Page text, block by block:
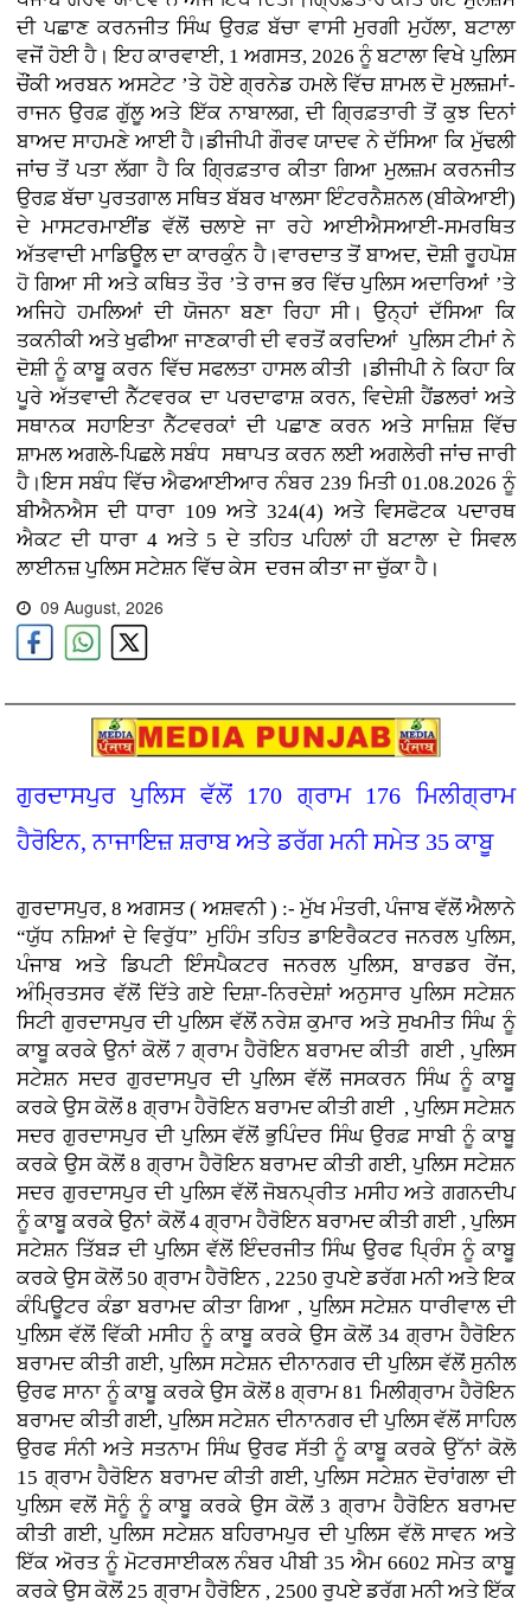
ਦੀ ਪਛਾਣ ਕਰਨਜੀਤ ਸਿੰਘ ਉਰਫ਼ ਬੱਚਾ ਵਾਸੀ ਮੁਰਗੀ ਮੁਹੱਲਾ, ਬਟਾਲਾ
ਵਜੋਂ ਹੋਈ ਹੈ। ਇਹ ਕਾਰਵਾਈ, 1 ਅਗਸਤ, 2026 ਨੂੰ ਬਟਾਲਾ ਵਿਖੇ ਪੁਲਿਸ
ਚੌਂਕੀ ਅਰਬਨ ਅਸਟੇਟ ’ਤੇ ਹੋਏ ਗ੍ਰਨੇਡ ਹਮਲੇ ਵਿੱਚ ਸ਼ਾਮਲ ਦੋ ਮੁਲਜ਼ਮਾਂ-
ਰਾਜਨ ਉਰਫ਼ ਗੁੱਲੂ ਅਤੇ ਇੱਕ ਨਾਬਾਲਗ, ਦੀ ਗ੍ਰਿਫ਼ਤਾਰੀ ਤੋਂ ਕੁਝ ਦਿਨਾਂ
ਬਾਅਦ ਸਾਹਮਣੇ ਆਈ ਹੈ।ਡੀਜੀਪੀ ਗੌਰਵ ਯਾਦਵ ਨੇ ਦੱਸਿਆ ਕਿ ਮੁੱਢਲੀ
ਜਾਂਚ ਤੋਂ ਪਤਾ ਲੱਗਾ ਹੈ ਕਿ ਗ੍ਰਿਫ਼ਤਾਰ ਕੀਤਾ ਗਿਆ ਮੁਲਜ਼ਮ ਕਰਨਜੀਤ
ਉਰਫ਼ ਬੱਚਾ ਪੁਰਤਗਾਲ ਸਥਿਤ ਬੱਬਰ ਖਾਲਸਾ ਇੰਟਰਨੈਸ਼ਨਲ (ਬੀਕੇਆਈ)
ਦੇ ਮਾਸਟਰਮਾਈਂਡ ਵੱਲੋਂ ਚਲਾਏ ਜਾ ਰਹੇ ਆਈਐਸਆਈ-ਸਮਰਥਿਤ
ਅੱਤਵਾਦੀ ਮਾਡਿਊਲ ਦਾ ਕਾਰਕੁੰਨ ਹੈ।ਵਾਰਦਾਤ ਤੋਂ ਬਾਅਦ, ਦੋਸ਼ੀ ਰੂਹਪੋਸ਼
ਹੋ ਗਿਆ ਸੀ ਅਤੇ ਕਥਿਤ ਤੌਰ ’ਤੇ ਰਾਜ ਭਰ ਵਿੱਚ ਪੁਲਿਸ ਅਦਾਰਿਆਂ ’ਤੇ
ਅਜਿਹੇ ਹਮਲਿਆਂ ਦੀ ਯੋਜਨਾ ਬਣਾ ਰਿਹਾ ਸੀ। ਉਨ੍ਹਾਂ ਦੱਸਿਆ ਕਿ
ਤਕਨੀਕੀ ਅਤੇ ਖੁਫੀਆ ਜਾਣਕਾਰੀ ਦੀ ਵਰਤੋਂ ਕਰਦਿਆਂ ਪੁਲਿਸ ਟੀਮਾਂ ਨੇ
ਦੋਸ਼ੀ ਨੂੰ ਕਾਬੂ ਕਰਨ ਵਿੱਚ ਸਫਲਤਾ ਹਾਸਲ ਕੀਤੀ ।ਡੀਜੀਪੀ ਨੇ ਕਿਹਾ ਕਿ
ਪੂਰੇ ਅੱਤਵਾਦੀ ਨੈੱਟਵਰਕ ਦਾ ਪਰਦਾਫਾਸ਼ ਕਰਨ, ਵਿਦੇਸ਼ੀ ਹੈਂਡਲਰਾਂ ਅਤੇ
ਸਥਾਨਕ ਸਹਾਇਤਾ ਨੈੱਟਵਰਕਾਂ ਦੀ ਪਛਾਣ ਕਰਨ ਅਤੇ ਸਾਜ਼ਿਸ਼ ਵਿੱਚ
ਸ਼ਾਮਲ ਅਗਲੇ-ਪਿਛਲੇ ਸਬੰਧ ਸਥਾਪਤ ਕਰਨ ਲਈ ਅਗਲੇਰੀ ਜਾਂਚ ਜਾਰੀ
ਹੈ।ਇਸ ਸਬੰਧ ਵਿੱਚ ਐਫਆਈਆਰ ਨੰਬਰ 239 ਮਿਤੀ 01.08.2026 ਨੂੰ
ਬੀਐਨਐਸ ਦੀ ਧਾਰਾ 109 ਅਤੇ 324(4) ਅਤੇ ਵਿਸਫੋਟਕ ਪਦਾਰਥ
ਐਕਟ ਦੀ ਧਾਰਾ 4 ਅਤੇ 5 ਦੇ ਤਹਿਤ ਪਹਿਲਾਂ ਹੀ ਬਟਾਲਾ ਦੇ ਸਿਵਲ
ਲਾਈਨਜ਼ ਪੁਲਿਸ ਸਟੇਸ਼ਨ ਵਿੱਚ ਕੇਸ ਦਰਜ ਕੀਤਾ ਜਾ ਚੁੱਕਾ ਹੈ।
09 August, 2026
ਗੁਰਦਾਸਪੁਰ ਪੁਲਿਸ ਵੱਲੋਂ 170 ਗ੍ਰਾਮ 176 ਮਿਲੀਗ੍ਰਾਮ
ਹੈਰੋਇਨ, ਨਾਜਾਇਜ਼ ਸ਼ਰਾਬ ਅਤੇ ਡਰੱਗ ਮਨੀ ਸਮੇਤ 35 ਕਾਬੂ
ਗੁਰਦਾਸਪੁਰ, 8 ਅਗਸਤ ( ਅਸ਼ਵਨੀ ) :- ਮੁੱਖ ਮੰਤਰੀ, ਪੰਜਾਬ ਵੱਲੋਂ ਐਲਾਨੇ
“ਯੁੱਧ ਨਸ਼ਿਆਂ ਦੇ ਵਿਰੁੱਧ” ਮੁਹਿੰਮ ਤਹਿਤ ਡਾਇਰੈਕਟਰ ਜਨਰਲ ਪੁਲਿਸ,
ਪੰਜਾਬ ਅਤੇ ਡਿਪਟੀ ਇੰਸਪੈਕਟਰ ਜਨਰਲ ਪੁਲਿਸ, ਬਾਰਡਰ ਰੇਂਜ,
ਅੰਮ੍ਰਿਤਸਰ ਵੱਲੋਂ ਦਿੱਤੇ ਗਏ ਦਿਸ਼ਾ-ਨਿਰਦੇਸ਼ਾਂ ਅਨੁਸਾਰ ਪੁਲਿਸ ਸਟੇਸ਼ਨ
ਸਿਟੀ ਗੁਰਦਾਸਪੁਰ ਦੀ ਪੁਲਿਸ ਵੱਲੋਂ ਨਰੇਸ਼ ਕੁਮਾਰ ਅਤੇ ਸੁਖਮੀਤ ਸਿੰਘ ਨੂੰ
ਕਾਬੂ ਕਰਕੇ ਉਨਾਂ ਕੋਲੋਂ 7 ਗ੍ਰਾਮ ਹੈਰੋਇਨ ਬਰਾਮਦ ਕੀਤੀ ਗਈ , ਪੁਲਿਸ
ਸਟੇਸ਼ਨ ਸਦਰ ਗੁਰਦਾਸਪੁਰ ਦੀ ਪੁਲਿਸ ਵੱਲੋਂ ਜਸਕਰਨ ਸਿੰਘ ਨੂੰ ਕਾਬੂ
ਕਰਕੇ ਉਸ ਕੋਲੋਂ 8 ਗ੍ਰਾਮ ਹੈਰੋਇਨ ਬਰਾਮਦ ਕੀਤੀ ਗਈ , ਪੁਲਿਸ ਸਟੇਸ਼ਨ
ਸਦਰ ਗੁਰਦਾਸਪੁਰ ਦੀ ਪੁਲਿਸ ਵੱਲੋਂ ਭੁਪਿੰਦਰ ਸਿੰਘ ਉਰਫ਼ ਸਾਬੀ ਨੂੰ ਕਾਬੂ
ਕਰਕੇ ਉਸ ਕੋਲੋਂ 8 ਗ੍ਰਾਮ ਹੈਰੋਇਨ ਬਰਾਮਦ ਕੀਤੀ ਗਈ, ਪੁਲਿਸ ਸਟੇਸ਼ਨ
ਸਦਰ ਗੁਰਦਾਸਪੁਰ ਦੀ ਪੁਲਿਸ ਵੱਲੋਂ ਜੋਬਨਪ੍ਰੀਤ ਮਸੀਹ ਅਤੇ ਗਗਨਦੀਪ
ਨੂੰ ਕਾਬੂ ਕਰਕੇ ਉਨਾਂ ਕੋਲੋਂ 4 ਗ੍ਰਾਮ ਹੈਰੋਇਨ ਬਰਾਮਦ ਕੀਤੀ ਗਈ , ਪੁਲਿਸ
ਸਟੇਸ਼ਨ ਤਿੱਬੜ ਦੀ ਪੁਲਿਸ ਵੱਲੋਂ ਇੰਦਰਜੀਤ ਸਿੰਘ ਉਰਫ ਪ੍ਰਿੰਸ ਨੂੰ ਕਾਬੂ
ਕਰਕੇ ਉਸ ਕੋਲੋਂ 50 ਗ੍ਰਾਮ ਹੈਰੋਇਨ , 2250 ਰੁਪਏ ਡਰੱਗ ਮਨੀ ਅਤੇ ਇਕ
ਕੰਪਿਊਟਰ ਕੰਡਾ ਬਰਾਮਦ ਕੀਤਾ ਗਿਆ , ਪੁਲਿਸ ਸਟੇਸ਼ਨ ਧਾਰੀਵਾਲ ਦੀ
ਪੁਲਿਸ ਵੱਲੋਂ ਵਿੱਕੀ ਮਸੀਹ ਨੂੰ ਕਾਬੂ ਕਰਕੇ ਉਸ ਕੋਲੋਂ 34 ਗ੍ਰਾਮ ਹੈਰੋਇਨ
ਬਰਾਮਦ ਕੀਤੀ ਗਈ, ਪੁਲਿਸ ਸਟੇਸ਼ਨ ਦੀਨਾਨਗਰ ਦੀ ਪੁਲਿਸ ਵੱਲੋਂ ਸੁਨੀਲ
ਉਰਫ ਸਾਨਾ ਨੂੰ ਕਾਬੂ ਕਰਕੇ ਉਸ ਕੋਲੋਂ 8 ਗ੍ਰਾਮ 81 ਮਿਲੀਗ੍ਰਾਮ ਹੈਰੋਇਨ
ਬਰਾਮਦ ਕੀਤੀ ਗਈ, ਪੁਲਿਸ ਸਟੇਸ਼ਨ ਦੀਨਾਨਗਰ ਦੀ ਪੁਲਿਸ ਵੱਲੋਂ ਸਾਹਿਲ
ਉਰਫ ਸੰਨੀ ਅਤੇ ਸਤਨਾਮ ਸਿੰਘ ਉਰਫ ਸੱਤੀ ਨੂੰ ਕਾਬੂ ਕਰਕੇ ਉੱਨਾਂ ਕੋਲੋ
15 ਗ੍ਰਾਮ ਹੈਰੋਇਨ ਬਰਾਮਦ ਕੀਤੀ ਗਈ, ਪੁਲਿਸ ਸਟੇਸ਼ਨ ਦੋਰਾਂਗਲਾ ਦੀ
ਪੁਲਿਸ ਵਲੋਂ ਸੋਨੂੰ ਨੂੰ ਕਾਬੂ ਕਰਕੇ ਉਸ ਕੋਲੋਂ 3 ਗ੍ਰਾਮ ਹੈਰੋਇਨ ਬਰਾਮਦ
ਕੀਤੀ ਗਈ, ਪੁਲਿਸ ਸਟੇਸ਼ਨ ਬਹਿਰਾਮਪੁਰ ਦੀ ਪੁਲਿਸ ਵੱਲੋ ਸਾਵਨ ਅਤੇ
ਇੱਕ ਅੋਰਤ ਨੂੰ ਮੋਟਰਸਾਈਕਲ ਨੰਬਰ ਪੀਬੀ 35 ਐਮ 6602 ਸਮੇਤ ਕਾਬੂ
ਕਰਕੇ ਉਸ ਕੋਲੋਂ 25 ਗ੍ਰਾਮ ਹੈਰੋਇਨ , 2500 ਰੁਪਏ ਡਰੱਗ ਮਨੀ ਅਤੇ ਇੱਕ